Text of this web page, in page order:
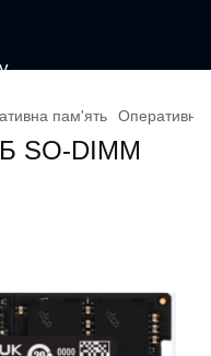
пам'ять Оперативна
SO-DIMM